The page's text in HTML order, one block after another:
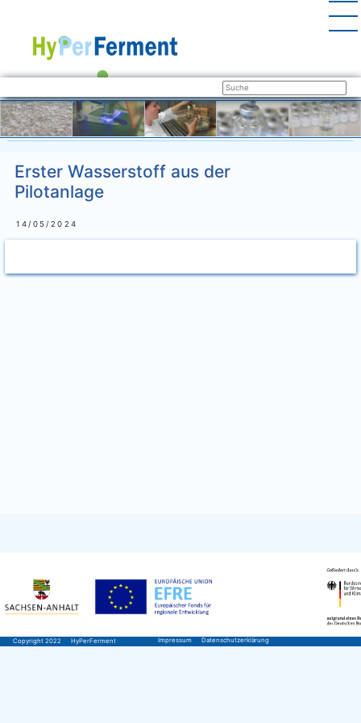
Erster Wasserstoff aus der
Pilotanlage
14/05/2024
Copyright 2022 HyPerFerment Impressum Datenschutzerklärung